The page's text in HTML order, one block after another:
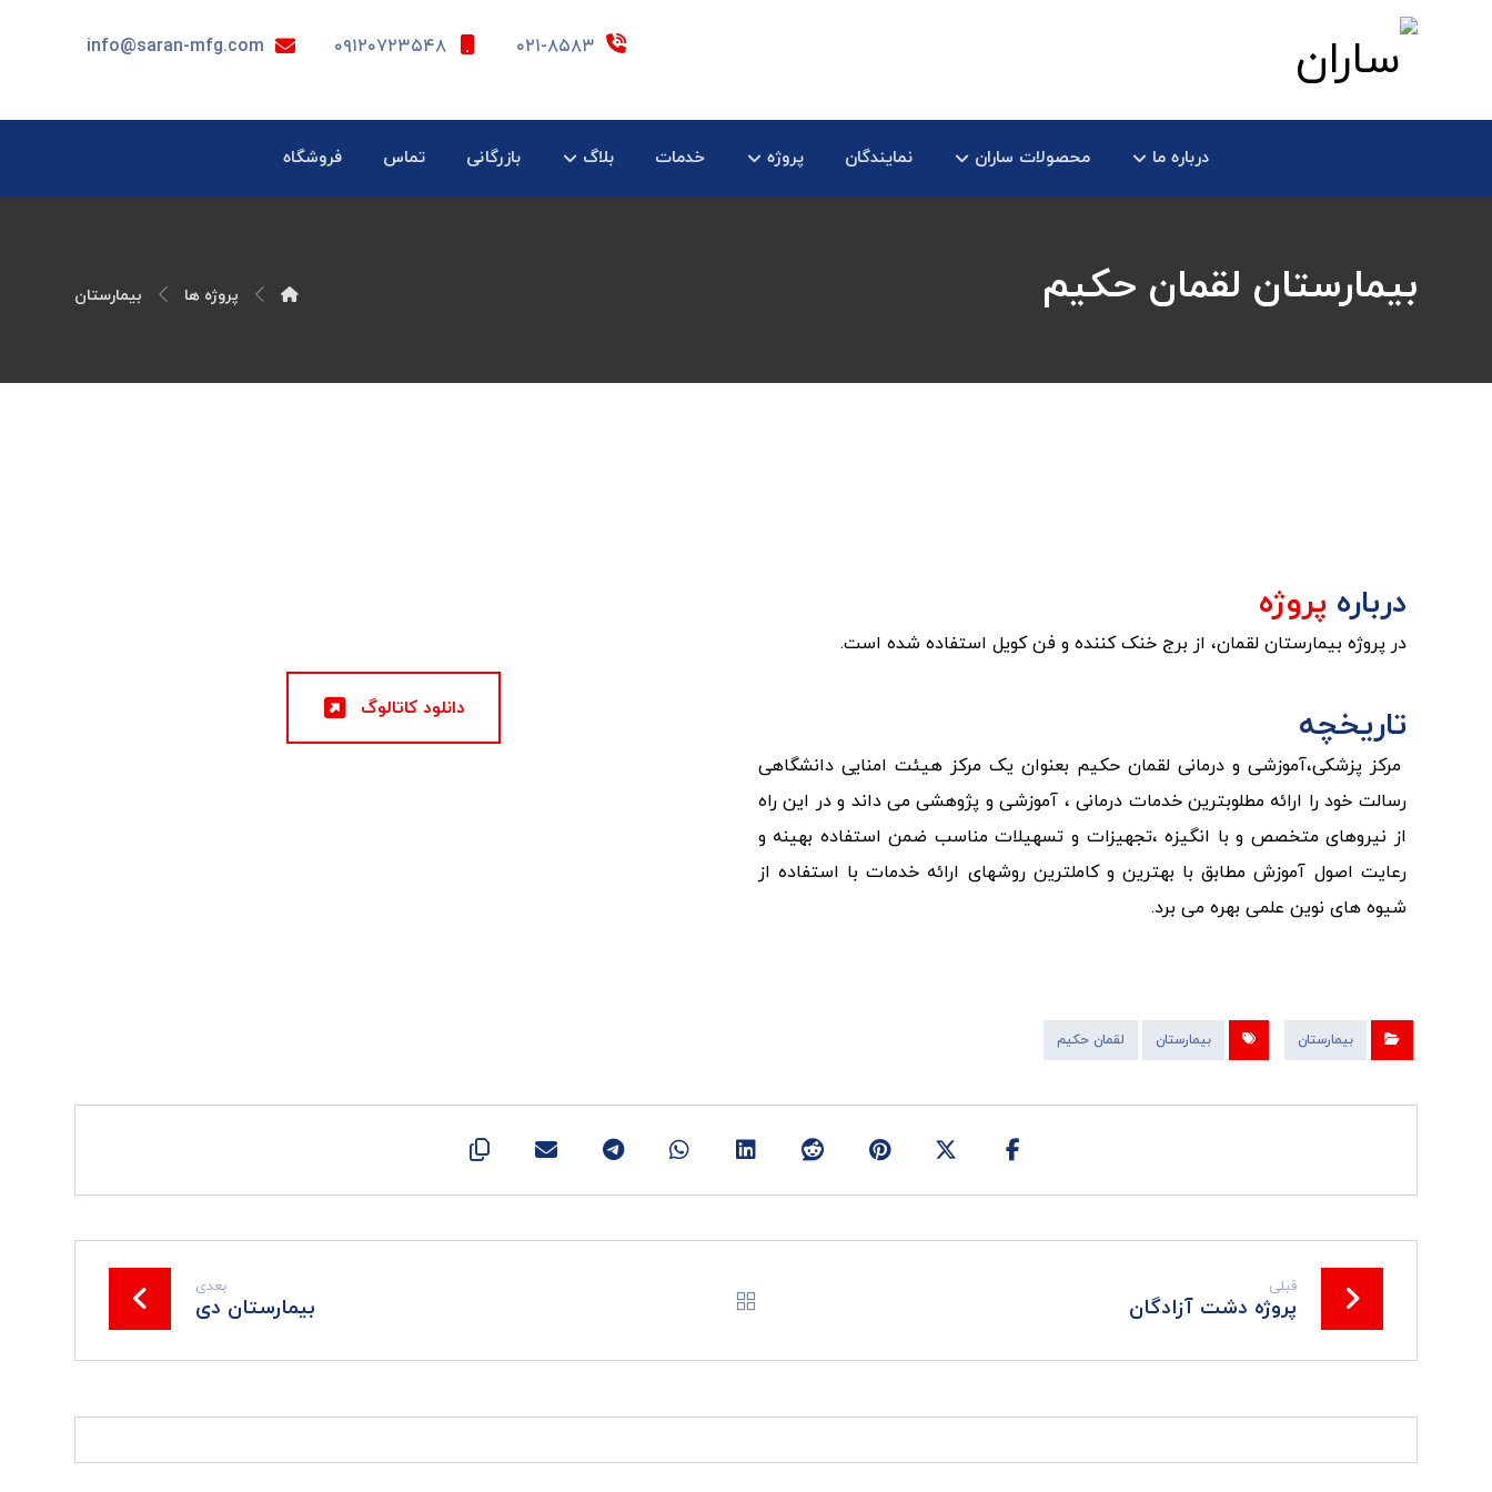
info@saran-mfg.com ۰۹۱۲۰۷۲۳۵۴۸ ۰۲۱-۸۵۸۳
درباره ما محصولات ساران نمایندگان پروژه خدمات بلاگ بازرگانی تماس فروشگاه
بیمارستان لقمان حکیم پروژه ها بیمارستان
درباره پروژه
در پروژه بیمارستان لقمان، از برج خنک کننده و فن کویل استفاده شده است.
تاریخچه
مرکز پزشکی،آموزشی و درمانی لقمان حکیم بعنوان یک مرکز هیئت امنایی دانشگاهی
رسالت خود را ارائه مطلوبترین خدمات درمانی ، آموزشی و پژوهشی می داند و در این راه
از نیروهای متخصص و با انگیزه ،تجهیزات و تسهیلات مناسب ضمن استفاده بهینه و
رعایت اصول آموزش مطابق با بهترین و کاملترین روشهای ارائه خدمات با استفاده از
شیوه های نوین علمی بهره می برد.
دانلود کاتالوگ
بیمارستان بیمارستان لقمان حکیم
قبلی
پروژه دشت آزادگان
بعدی
بیمارستان دی